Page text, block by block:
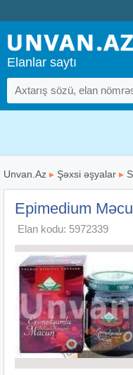
Elanlar saytı
Unvan.Az ▸ Şəxsi əşyalar ▸
Epimedium
Elan kodu: 5972339